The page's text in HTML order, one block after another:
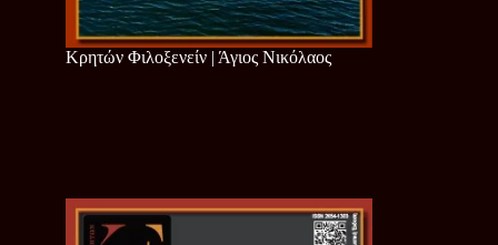
Κρητών Φιλοξενείν | Άγιος Νικόλαος